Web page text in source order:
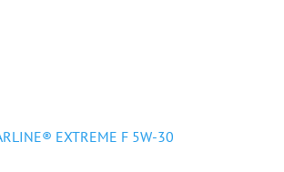
EXTREME F 5W-30